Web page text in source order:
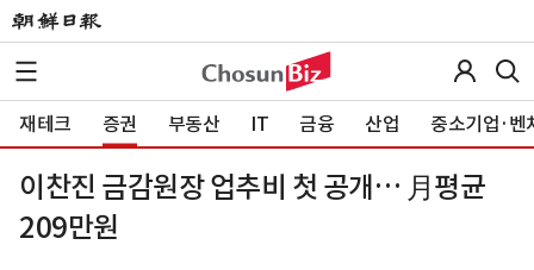
재테크 증권 부동산 IT 금융 산업 중소기업·벤
이찬진 금감원장 업추비 첫 공개… 月평균
209만원